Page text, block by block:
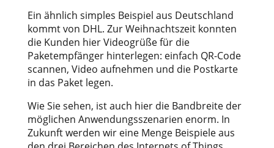
Ein ähnlich simples Beispiel aus Deutschland
kommt von DHL. Zur Weihnachtszeit konnten
die Kunden hier Videogrüße für die
Paketempfänger hinterlegen: einfach QR-Code
scannen, Video aufnehmen und die Postkarte
in das Paket legen.
Wie Sie sehen, ist auch hier die Bandbreite der
möglichen Anwendungsszenarien enorm. In
Zukunft werden wir eine Menge Beispiele aus